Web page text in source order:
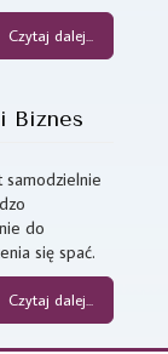
Czytaj dalej...
Biznes
samodzielnie
do
się spać.
Czytaj dalej...